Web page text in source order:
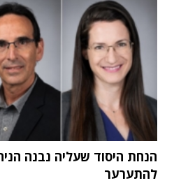
הנחת היסוד שעליה נבנה
להתערער